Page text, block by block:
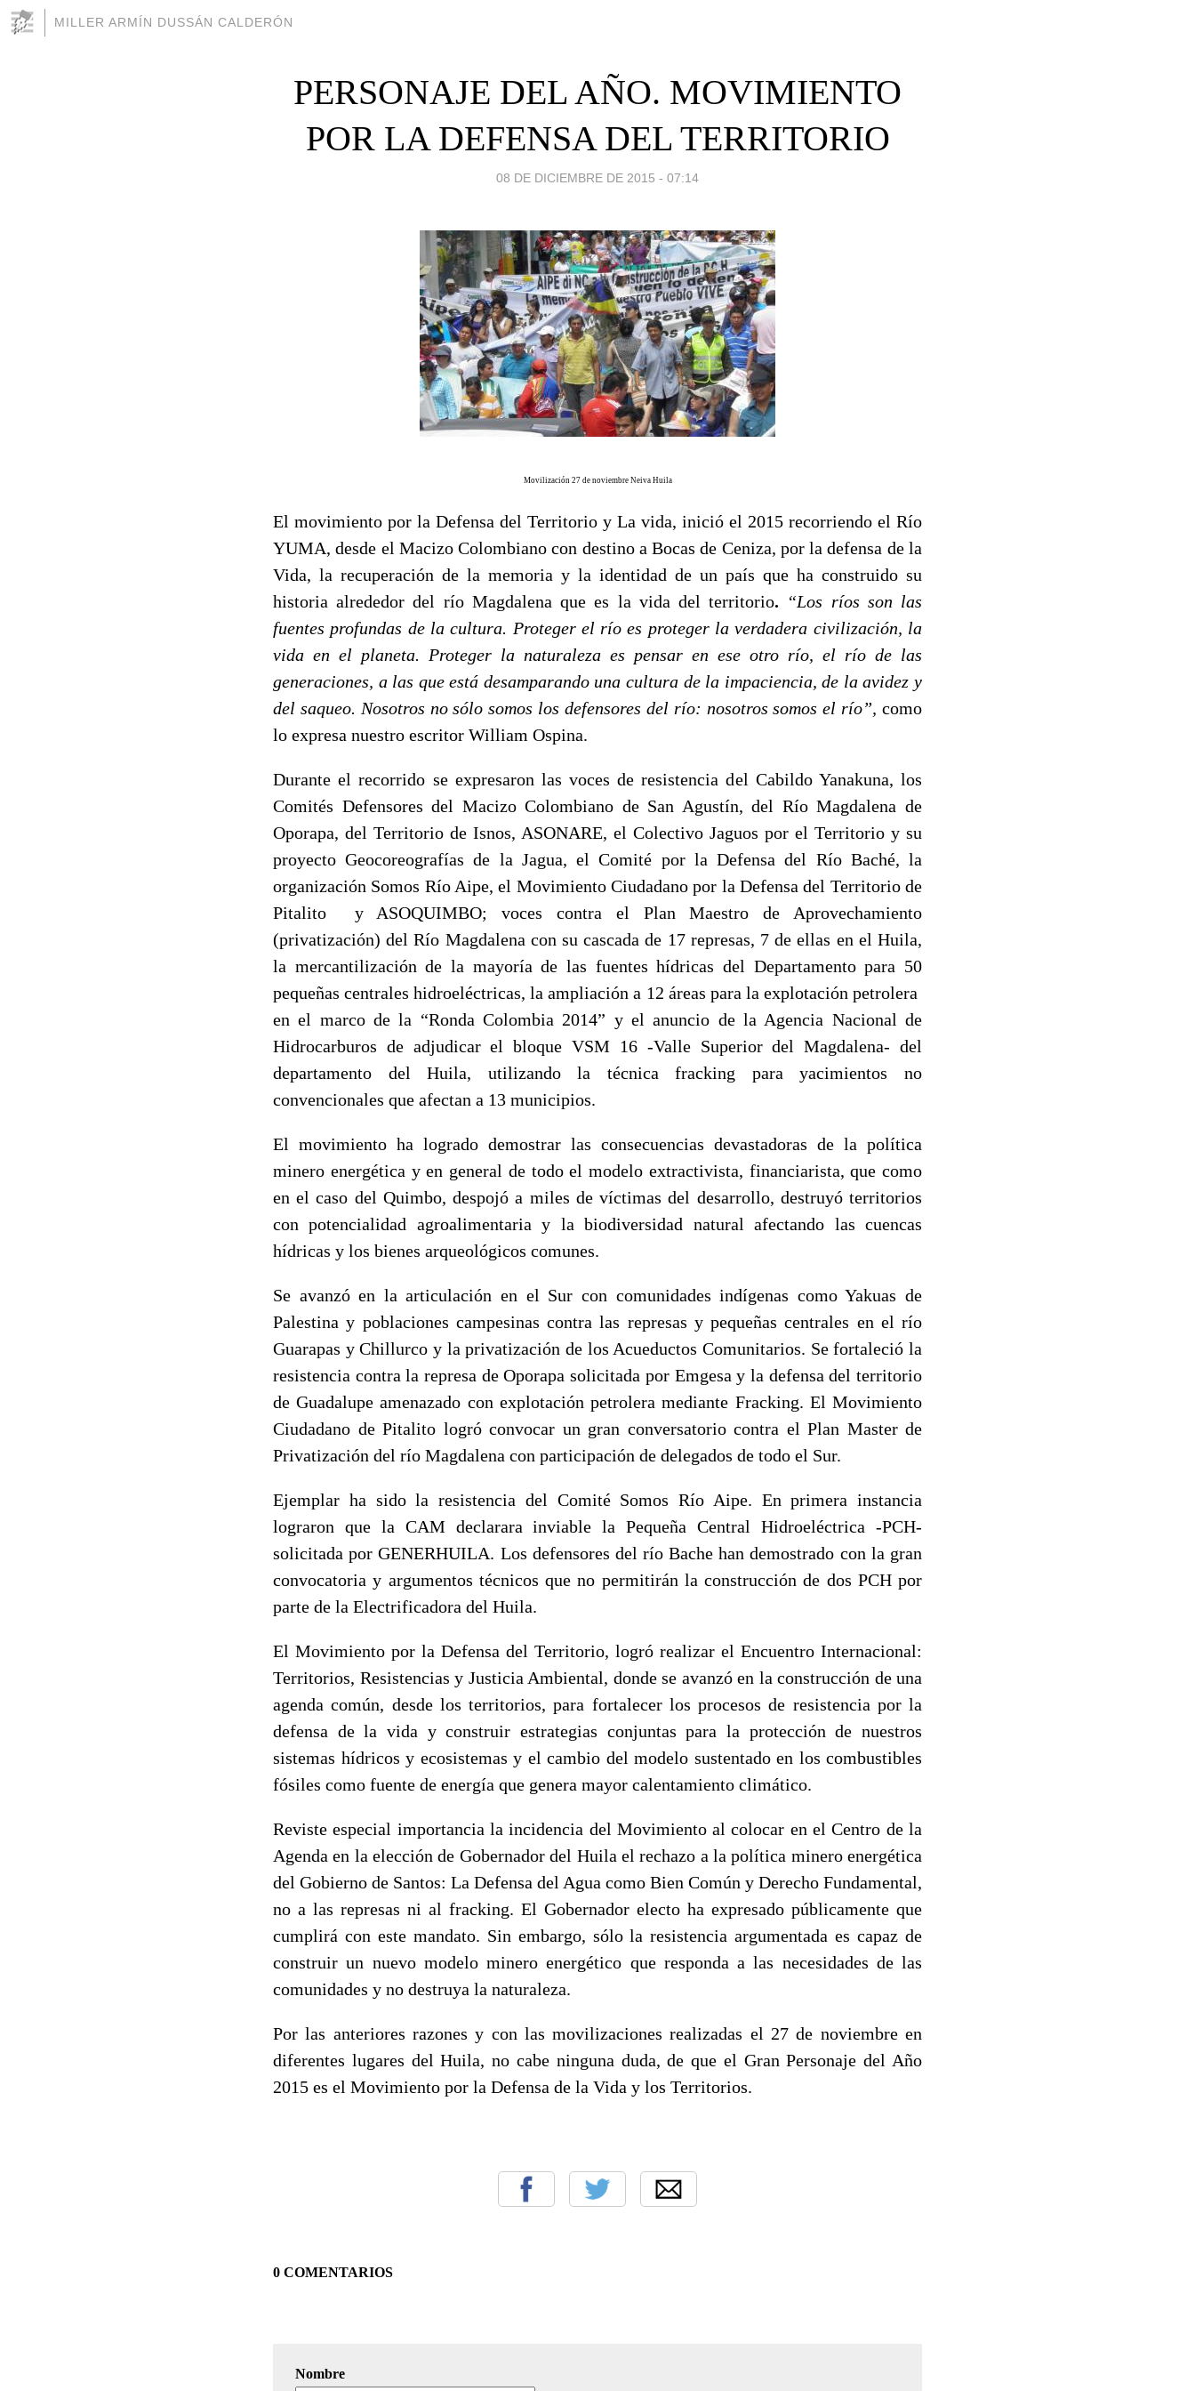
MILLER ARMÍN DUSSÁN CALDERÓN
PERSONAJE DEL AÑO. MOVIMIENTO
POR LA DEFENSA DEL TERRITORIO
08 DE DICIEMBRE DE 2015 - 07:14
Movilización 27 de noviembre Neiva Huila
El movimiento por la Defensa del Territorio y La vida, inició el 2015 recorriendo el Río
YUMA, desde el Macizo Colombiano con destino a Bocas de Ceniza, por la defensa de la
Vida, la recuperación de la memoria y la identidad de un país que ha construido su
historia alrededor del río Magdalena que es la vida del territorio. “Los ríos son las
fuentes profundas de la cultura. Proteger el río es proteger la verdadera civilización, la
vida en el planeta. Proteger la naturaleza es pensar en ese otro río, el río de las
generaciones, a las que está desamparando una cultura de la impaciencia, de la avidez y
del saqueo. Nosotros no sólo somos los defensores del río: nosotros somos el río”, como
lo expresa nuestro escritor William Ospina.
Durante el recorrido se expresaron las voces de resistencia del Cabildo Yanakuna, los
Comités Defensores del Macizo Colombiano de San Agustín, del Río Magdalena de
Oporapa, del Territorio de Isnos, ASONARE, el Colectivo Jaguos por el Territorio y su
proyecto Geocoreografías de la Jagua, el Comité por la Defensa del Río Baché, la
organización Somos Río Aipe, el Movimiento Ciudadano por la Defensa del Territorio de
Pitalito y ASOQUIMBO; voces contra el Plan Maestro de Aprovechamiento
(privatización) del Río Magdalena con su cascada de 17 represas, 7 de ellas en el Huila,
la mercantilización de la mayoría de las fuentes hídricas del Departamento para 50
pequeñas centrales hidroeléctricas, la ampliación a 12 áreas para la explotación petrolera
en el marco de la “Ronda Colombia 2014” y el anuncio de la Agencia Nacional de
Hidrocarburos de adjudicar el bloque VSM 16 -Valle Superior del Magdalena- del
departamento del Huila, utilizando la técnica fracking para yacimientos no
convencionales que afectan a 13 municipios.
El movimiento ha logrado demostrar las consecuencias devastadoras de la política
minero energética y en general de todo el modelo extractivista, financiarista, que como
en el caso del Quimbo, despojó a miles de víctimas del desarrollo, destruyó territorios
con potencialidad agroalimentaria y la biodiversidad natural afectando las cuencas
hídricas y los bienes arqueológicos comunes.
Se avanzó en la articulación en el Sur con comunidades indígenas como Yakuas de
Palestina y poblaciones campesinas contra las represas y pequeñas centrales en el río
Guarapas y Chillurco y la privatización de los Acueductos Comunitarios. Se fortaleció la
resistencia contra la represa de Oporapa solicitada por Emgesa y la defensa del territorio
de Guadalupe amenazado con explotación petrolera mediante Fracking. El Movimiento
Ciudadano de Pitalito logró convocar un gran conversatorio contra el Plan Master de
Privatización del río Magdalena con participación de delegados de todo el Sur.
Ejemplar ha sido la resistencia del Comité Somos Río Aipe. En primera instancia
lograron que la CAM declarara inviable la Pequeña Central Hidroeléctrica -PCH-
solicitada por GENERHUILA. Los defensores del río Bache han demostrado con la gran
convocatoria y argumentos técnicos que no permitirán la construcción de dos PCH por
parte de la Electrificadora del Huila.
El Movimiento por la Defensa del Territorio, logró realizar el Encuentro Internacional:
Territorios, Resistencias y Justicia Ambiental, donde se avanzó en la construcción de una
agenda común, desde los territorios, para fortalecer los procesos de resistencia por la
defensa de la vida y construir estrategias conjuntas para la protección de nuestros
sistemas hídricos y ecosistemas y el cambio del modelo sustentado en los combustibles
fósiles como fuente de energía que genera mayor calentamiento climático.
Reviste especial importancia la incidencia del Movimiento al colocar en el Centro de la
Agenda en la elección de Gobernador del Huila el rechazo a la política minero energética
del Gobierno de Santos: La Defensa del Agua como Bien Común y Derecho Fundamental,
no a las represas ni al fracking. El Gobernador electo ha expresado públicamente que
cumplirá con este mandato. Sin embargo, sólo la resistencia argumentada es capaz de
construir un nuevo modelo minero energético que responda a las necesidades de las
comunidades y no destruya la naturaleza.
Por las anteriores razones y con las movilizaciones realizadas el 27 de noviembre en
diferentes lugares del Huila, no cabe ninguna duda, de que el Gran Personaje del Año
2015 es el Movimiento por la Defensa de la Vida y los Territorios.
0 COMENTARIOS
Nombre